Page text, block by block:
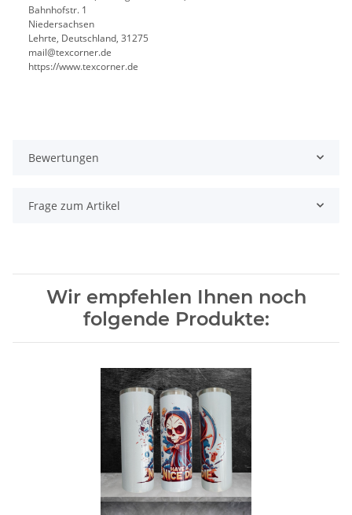
Bahnhofstr. 1
Niedersachsen
Lehrte, Deutschland, 31275
mail@texcorner.de
https://www.texcorner.de
Bewertungen
Frage zum Artikel
Wir empfehlen Ihnen noch
folgende Produkte: